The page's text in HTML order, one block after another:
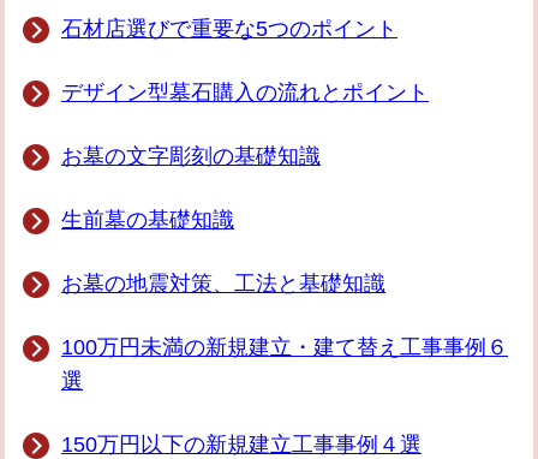
石材店選びで重要な5つのポイント
デザイン型墓石購入の流れとポイント
お墓の文字彫刻の基礎知識
生前墓の基礎知識
お墓の地震対策、工法と基礎知識
100万円未満の新規建立・建て替え工事事例６
選
150万円以下の新規建立工事事例４選